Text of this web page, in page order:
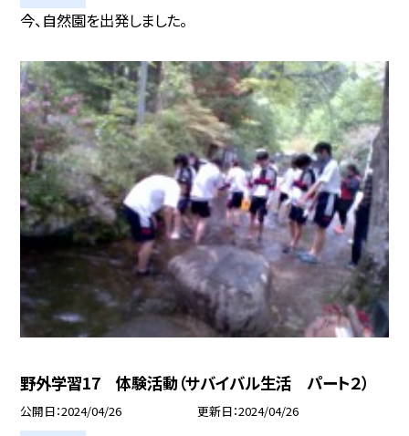
今、自然園を出発しました。
野外学習17 体験活動（サバイバル生活 パート２）
公開日 2024/04/26 更新日 2024/04/26